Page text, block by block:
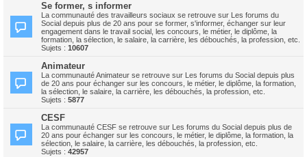
Se former, s informer
La communauté des travailleurs sociaux se retrouve sur Les forums du
Social depuis plus de 20 ans pour se former, s'informer, échanger sur leur
engagement dans le travail social, les concours, le métier, le diplôme, la
formation, la sélection, le salaire, la carrière, les débouchés, la profession, etc.
Sujets : 10607
Animateur
La communauté Animateur se retrouve sur Les forums du Social depuis plus
de 20 ans pour échanger sur les concours, le métier, le diplôme, la formation,
la sélection, le salaire, la carrière, les débouchés, la profession, etc.
Sujets : 5877
CESF
La communauté CESF se retrouve sur Les forums du Social depuis plus de
20 ans pour échanger sur les concours, le métier, le diplôme, la formation, la
sélection, le salaire, la carrière, les débouchés, la profession, etc.
Sujets : 42957